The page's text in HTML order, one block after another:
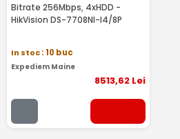
Bitrate 256Mbps, 4xHDD -
HikVision DS-7708NI-I4/8P
In stoc: 10 buc
Expediem Maine
8513,62Lei